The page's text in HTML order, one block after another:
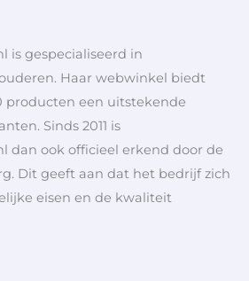
is gespecialiseerd in
Haar webwinkel biedt
producten een uitstekende
Sinds 2011 is
dan ook officieel erkend door de
Dit geeft aan dat het bedrijf zich
eisen en de kwaliteit